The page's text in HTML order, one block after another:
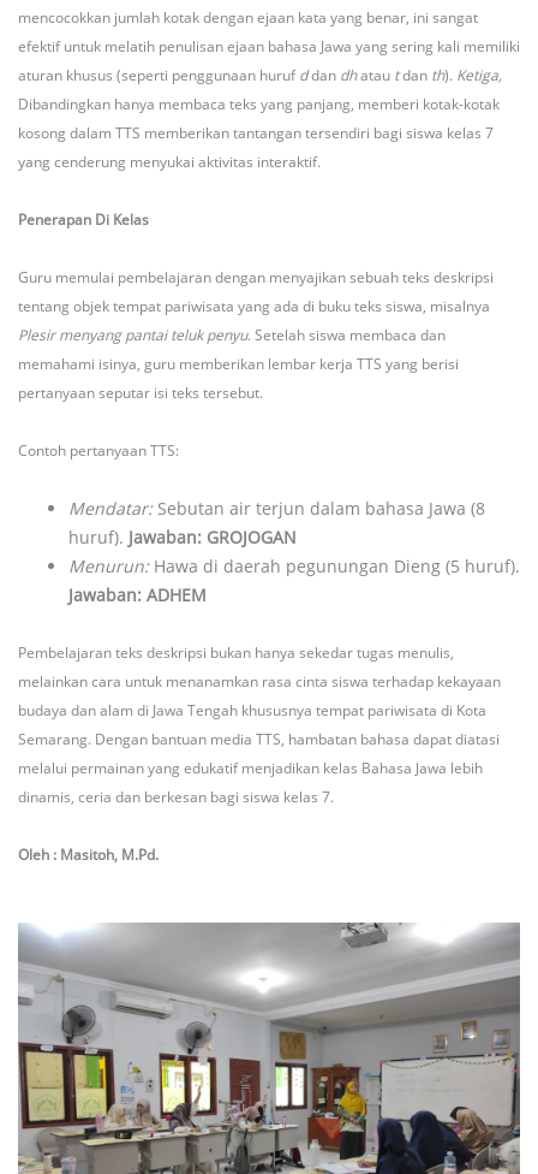
mencocokkan jumlah kotak dengan ejaan kata yang benar, ini sangat
efektif untuk melatih penulisan ejaan bahasa Jawa yang sering kali memiliki
aturan khusus (seperti penggunaan hurufddan dhatau tdan th). Ketiga,
Dibandingkan hanya membaca teks yang panjang, memberi kotak-kotak
kosong dalam TTS memberikan tantangan tersendiri bagi siswa kelas 7
yang cenderung menyukai aktivitas interaktif.
Penerapan Di Kelas
Guru memulai pembelajaran dengan menyajikan sebuah teks deskripsi
tentang objek tempat pariwisata yang ada di buku teks siswa, misalnya
Plesir menyang pantai teluk penyu. Setelah siswa membaca dan
memahami isinya, guru memberikan lembar kerja TTS yang berisi
pertanyaan seputar isi teks tersebut.
Contoh pertanyaan TTS:
Mendatar:Sebutan air terjun dalam bahasa Jawa (8
huruf). Jawaban: GROJOGAN
Menurun:Hawa di daerah pegunungan Dieng (5 huruf).
Jawaban: ADHEM
Pembelajaran teks deskripsi bukan hanya sekedar tugas menulis,
melainkan cara untuk menanamkan rasa cinta siswa terhadap kekayaan
budaya dan alam di Jawa Tengah khususnya tempat pariwisata di Kota
Semarang. Dengan bantuan media TTS, hambatan bahasa dapat diatasi
melalui permainan yang edukatif menjadikan kelas Bahasa Jawa lebih
dinamis, ceria dan berkesan bagi siswa kelas 7.
Oleh : Masitoh, M.Pd.